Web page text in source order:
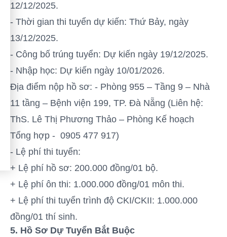
12/12/2025.
- Thời gian thi tuyển dự kiến: Thứ Bảy, ngày
13/12/2025.
- Công bố trúng tuyển: Dự kiến ngày 19/12/2025.
- Nhập học: Dự kiến ngày 10/01/2026.
Địa điểm nộp hồ sơ: - Phòng 955 – Tầng 9 – Nhà
11 tầng – Bệnh viện 199, TP. Đà Nẵng (Liên hệ:
ThS. Lê Thị Phương Thảo – Phòng Kế hoạch
Tổng hợp - 0905 477 917)
- Lệ phí thi tuyển:
+ Lệ phí hồ sơ: 200.000 đồng/01 bộ.
+ Lệ phí ôn thi: 1.000.000 đồng/01 môn thi.
+ Lệ phí thi tuyển trình độ CKI/CKII: 1.000.000
đồng/01 thí sinh.
5. Hồ Sơ Dự Tuyển Bắt Buộc